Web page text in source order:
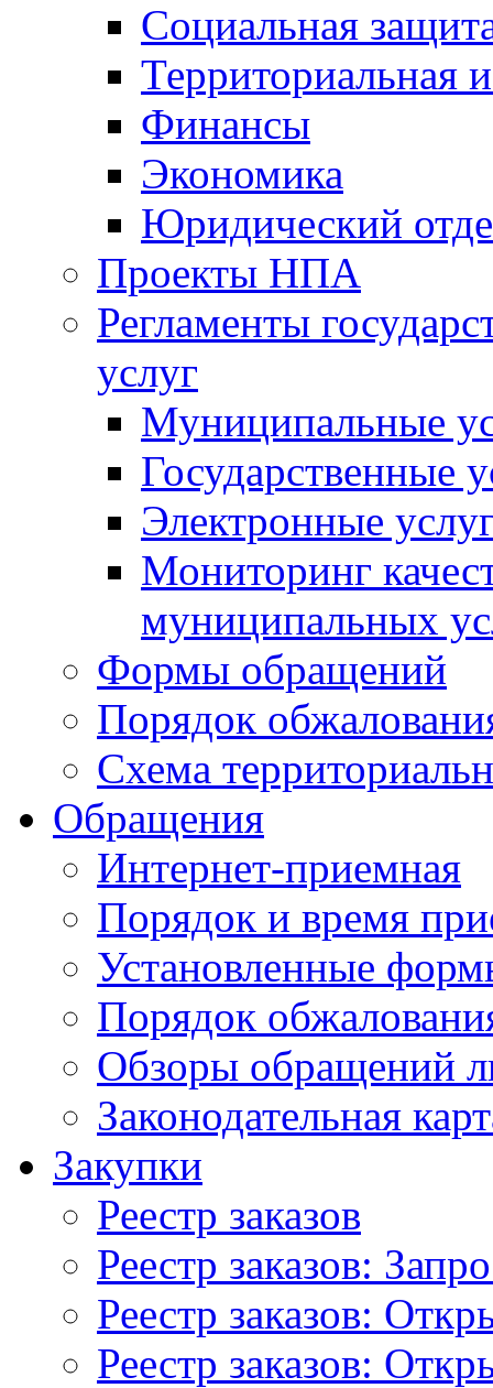
Социальная
Территориальная
Финансы
Экономика
Юридический
Проекты НПА
Регламенты
услуг
Муниципальные
Государственные
Электронные
Мониторинг
муниципальных
Формы обращений
Порядок
Схема
Обращения
Интернет-приемная
Порядок и время
Установленные
Порядок
Обзоры обращений
Законодательная
Закупки
Реестр заказов
Реестр заказов:
Реестр заказов:
Реестр заказов: